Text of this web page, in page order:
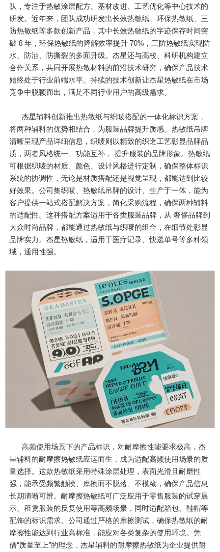
队，专注于热敏涂层配方、基材改进、工艺优化等中心技术的
研发。近年来，团队成功研发出长效热敏纸、环保热敏纸、三
防热敏纸等多款创新产品，其中长效热敏纸的字迹保存时间突
破 8 年，环保热敏纸的降解效率提升 70%，三防热敏纸实现防
水、防油、防撕裂的多面升级。杰星还与高校、科研机构建立
合作关系，共同开展热敏材料的前沿技术研究，确保产品技术
始终处于行业前端水平。持续的技术创新让杰星热敏纸在市场
竞争中脱颖而出，满足不同行业用户的高级需求。
杰星辅料创新推出热敏纸与织唛搭配的一体化标识方案，
将两种辅料的优势相结合，为服装品牌提升质感。热敏纸吊牌
清晰呈现产品详细信息，织唛则以精致的织造工艺彰显品牌品
质，两者风格统一、功能互补， 提升服装的品牌形象。热敏纸
可根据织唛的材质、颜色、设计风格进行定制，确保整体标识
系统的协调性，无论是材质搭配还是视觉呈现，都能达到比较
好效果。公司集织唛、热敏纸吊牌的设计、生产于一体，能为
客户提供一站式搭配解决方案，简化采购流程，确保两种辅料
的适配性。这种搭配方案适用于各类服装品牌，从 奢侈品牌到
大众时尚品牌，都能通过热敏纸与织唛的组合，在细节处彰显
品牌实力。杰星热敏纸，适用于医疗记录、快递单号等多种领
域，通用性强。
高频使用场景下的产品标识，对耐摩擦性能要求极高，杰
星辅料的耐摩擦热敏纸应运而生，成为适配高频使用场景的质
量选择。这款热敏纸采用特殊涂层处理，表面光滑且耐磨性
强，能承受频繁触摸、摩擦而不脱落、不模糊，确保产品信息
长期清晰可辨。耐摩擦热敏纸可广泛应用于零售服装的试穿展
示、租赁服装的反复使用等高频场景，同时适配箱包、鞋帽等
配饰的标识需求。公司通过严格的摩擦测试，确保热敏纸的耐
摩擦性能达到行业高标准，能应对各类复杂的使用环境。凭
借“质量至上”的理念，杰星辅料的耐摩擦热敏纸为企业提供耐